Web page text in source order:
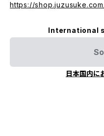
https://
International
日本国内に